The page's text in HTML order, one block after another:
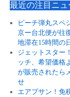
最近の注目ニュ
ピーチ弾丸スペ
京ー台北便が往
地滞在15時間の
ジェットスター
ッチ、希望価格
が販売されたら
せ
エアプサン！免